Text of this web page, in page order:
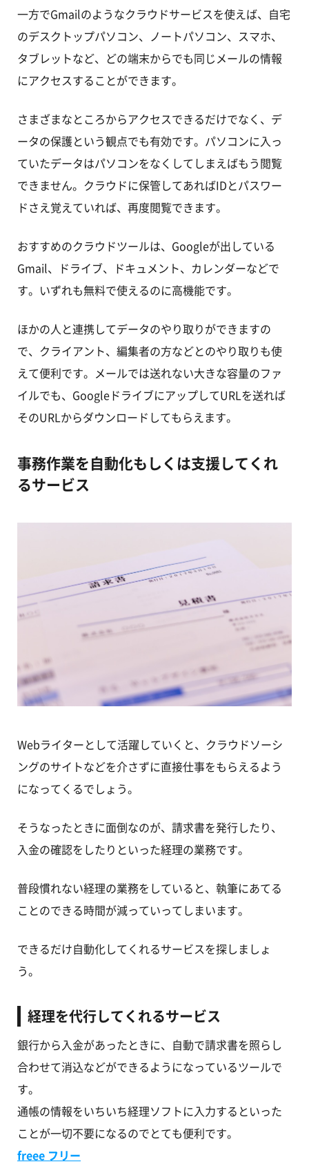
一方でGmailのようなクラウドサービスを使えば、自宅
のデスクトップパソコン、ノートパソコン、スマホ、
タブレットなど、どの端末からでも同じメールの情報
にアクセスすることができます。
さまざまなところからアクセスできるだけでなく、デ
ータの保護という観点でも有効です。パソコンに入っ
ていたデータはパソコンをなくしてしまえばもう閲覧
できません。クラウドに保管してあればIDとパスワー
ドさえ覚えていれば、再度閲覧できます。
おすすめのクラウドツールは、Googleが出している
Gmail、ドライブ、ドキュメント、カレンダーなどで
す。いずれも無料で使えるのに高機能です。
ほかの人と連携してデータのやり取りができますの
で、クライアント、編集者の方などとのやり取りも使
えて便利です。メールでは送れない大きな容量のファ
イルでも、GoogleドライブにアップしてURLを送れば
そのURLからダウンロードしてもらえます。
事務作業を自動化もしくは支援してくれ
るサービス
Webライターとして活躍していくと、クラウドソーシ
ングのサイトなどを介さずに直接仕事をもらえるよう
になってくるでしょう。
そうなったときに面倒なのが、請求書を発行したり、
入金の確認をしたりといった経理の業務です。
普段慣れない経理の業務をしていると、執筆にあてる
ことのできる時間が減っていってしまいます。
できるだけ自動化してくれるサービスを探しましょ
う。
経理を代行してくれるサービス
銀行から入金があったときに、自動で請求書を照らし
合わせて消込などができるようになっているツールで
す。
通帳の情報をいちいち経理ソフトに入力するといった
ことが一切不要になるのでとても便利です。
freee フリー